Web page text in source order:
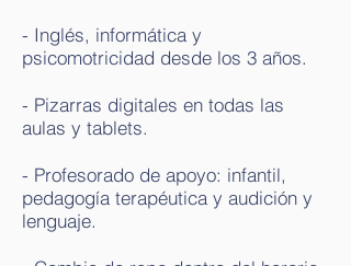
- Inglés, informática y
psicomotricidad desde los 3 años.
- Pizarras digitales en todas las
aulas y tablets.
- Profesorado de apoyo: infantil,
pedagogía terapéutica y audición y
lenguaje.